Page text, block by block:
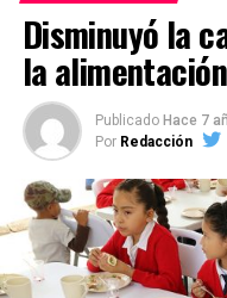
Disminuyó la
la
Publicado Hace 7
Por Redacción